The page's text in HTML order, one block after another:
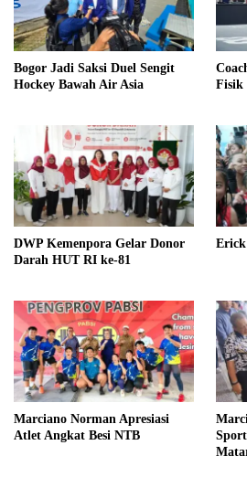
Bogor Jadi Saksi Duel Sengit
Hockey Bawah Air Asia
Fisik
DWP Kemenpora Gelar Donor
Darah HUT RI ke-81
Marciano Norman Apresiasi
Atlet Angkat Besi NTB